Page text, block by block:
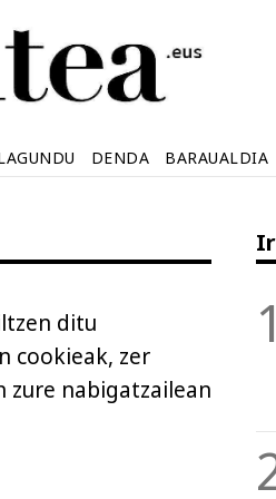
DENDA BARAUALDIA
ditu
cookieak, zer
nabigatzailean